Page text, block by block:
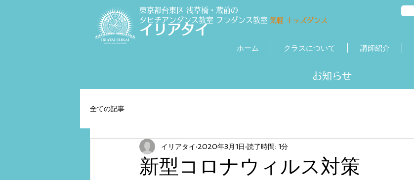
東京都台東区 浅草橋・蔵前の
タヒチアンダンス教室 フラダンス教室 気軽 キッズダンス
イリアタイ
ホーム クラスについて 講師紹介
​​お知らせ
全ての記事
新型コロナウィルス対策
イリアタイ 2020年3月1日 読了時間: 1分